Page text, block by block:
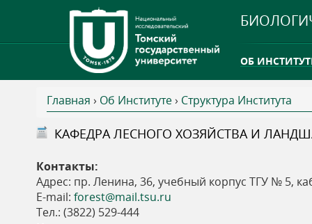
ОБ
ТГУ ОТКРЫЛ
В
ы
з
Главная › Об Институте› Структура Института
КАФЕДРА ЛЕСНОГО ХОЗЯЙСТВА И
Контакты:
Адрес: пр. Ленина, 36, учебный корпус ТГУ № 5,
Е-mail: forest@mail.tsu.ru
Тел.: (3822) 529-444